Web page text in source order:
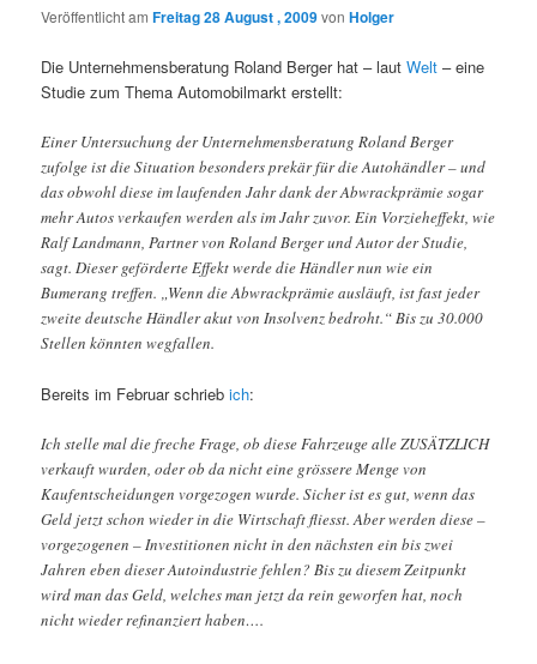
Veröffentlicht amFreitag 28 August , 2009vonHolger
Die Unternehmensberatung Roland Berger hat – lautWelt – eine
Studie zum Thema Automobilmarkt erstellt:
Einer Untersuchung der Unternehmensberatung Roland Berger
zufolge ist die Situation besonders prekär für die Autohändler – und
das obwohl diese im laufenden Jahr dank der Abwrackprämie sogar
mehr Autos verkaufen werden als im Jahr zuvor. Ein Vorzieheffekt, wie
Ralf Landmann, Partner von Roland Berger und Autor der Studie,
sagt. Dieser geförderte Effekt werde die Händler nun wie ein
Bumerang treffen. „Wenn die Abwrackprämie ausläuft, ist fast jeder
zweite deutsche Händler akut von Insolvenz bedroht.“ Bis zu 30.000
Stellen könnten wegfallen.
Bereits im Februar schriebich:
Ich stelle mal die freche Frage, ob diese Fahrzeuge alle ZUSÄTZLICH
verkauft wurden, oder ob da nicht eine grössere Menge von
Kaufentscheidungen vorgezogen wurde. Sicher ist es gut, wenn das
Geld jetzt schon wieder in die Wirtschaft fliesst. Aber werden diese –
vorgezogenen – Investitionen nicht in den nächsten ein bis zwei
Jahren eben dieser Autoindustrie fehlen? Bis zu diesem Zeitpunkt
wird man das Geld, welches man jetzt da rein geworfen hat, noch
nicht wieder refinanziert haben….